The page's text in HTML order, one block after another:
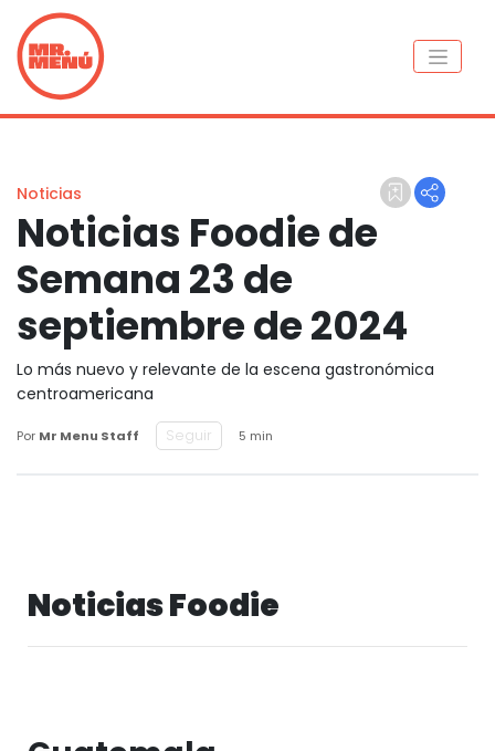
Noticias
Noticias Foodie de
Semana 23 de
septiembre de 2024
Lo más nuevo y relevante de la escena gastronómica
centroamericana
Por Mr Menu Staff Seguir 5 min
Noticias Foodie